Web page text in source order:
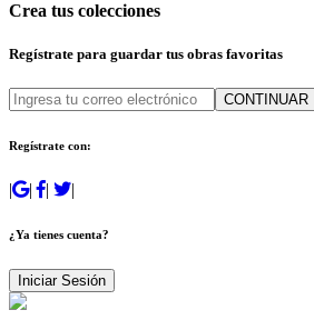
Crea tus colecciones
Regístrate para guardar tus obras favoritas
CONTINUAR
Regístrate con:
| | | |
¿Ya tienes cuenta?
Iniciar Sesión